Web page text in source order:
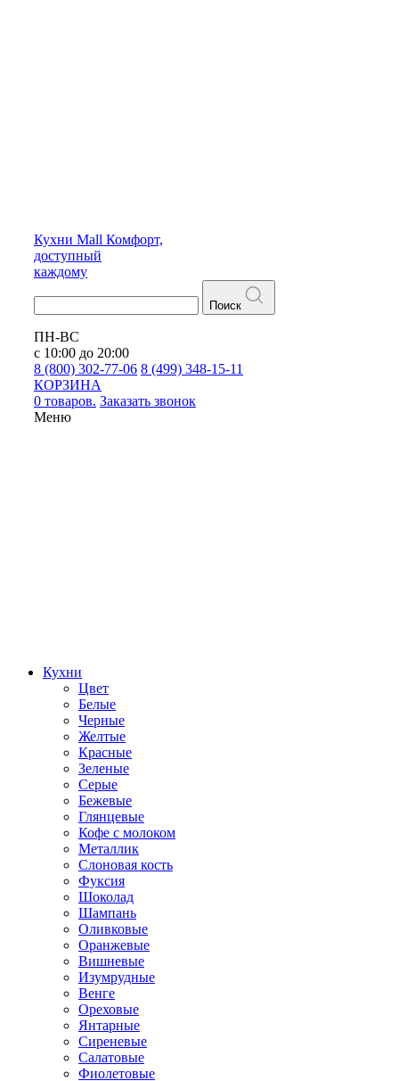
Кухни Mall Комфорт,
доступный
каждому
Поиск
ПН-ВС
с 10:00 до 20:00
8 (800) 302-77-06 8 (499) 348-15-11
КОРЗИНА
0 товаров. Заказать звонок
Меню
Кухни
Цвет
Белые
Черные
Желтые
Красные
Зеленые
Серые
Бежевые
Глянцевые
Кофе с молоком
Металлик
Слоновая кость
Фуксия
Шоколад
Шампань
Оливковые
Оранжевые
Вишневые
Изумрудные
Венге
Ореховые
Янтарные
Сиреневые
Салатовые
Фиолетовые